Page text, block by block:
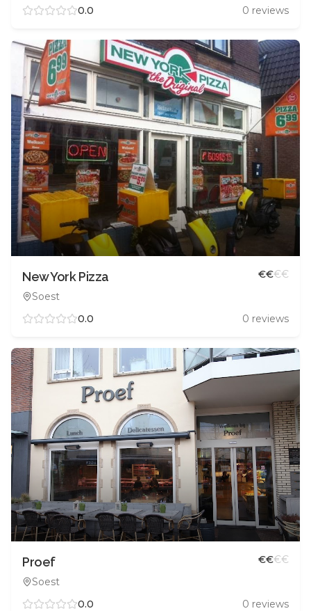
0.0
0 reviews
New York Pizza
Soest
€€€€
0.0 0 reviews
Proef
Soest
€€€€
0.0 0 reviews